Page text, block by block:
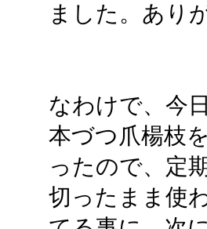
ました。あり
なわけで、今
本づつ爪楊枝
ったので、定
切ったまま使